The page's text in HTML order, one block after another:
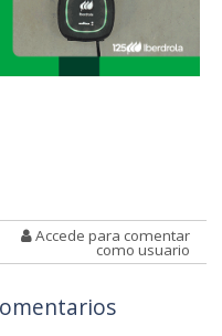
Accede para comentar
como usuario